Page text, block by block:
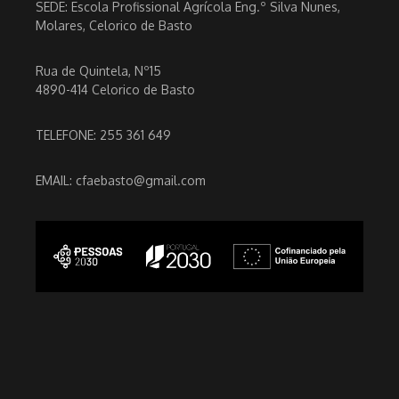
SEDE: Escola Profissional Agrícola Eng.º Silva Nunes,
Molares, Celorico de Basto
Rua de Quintela, Nº15
4890-414 Celorico de Basto
TELEFONE: 255 361 649
EMAIL: cfaebasto@gmail.com